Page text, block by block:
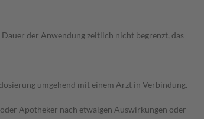
der Anwendung zeitlich nicht begrenzt, das
umgehend mit einem Arzt in Verbindung.
Apotheker nach etwaigen Auswirkungen oder